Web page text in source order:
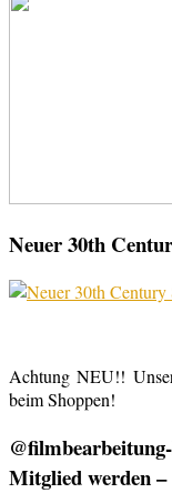
Neuer 30th
Achtung NEU!!
beim Shoppen!
Mitglied werden